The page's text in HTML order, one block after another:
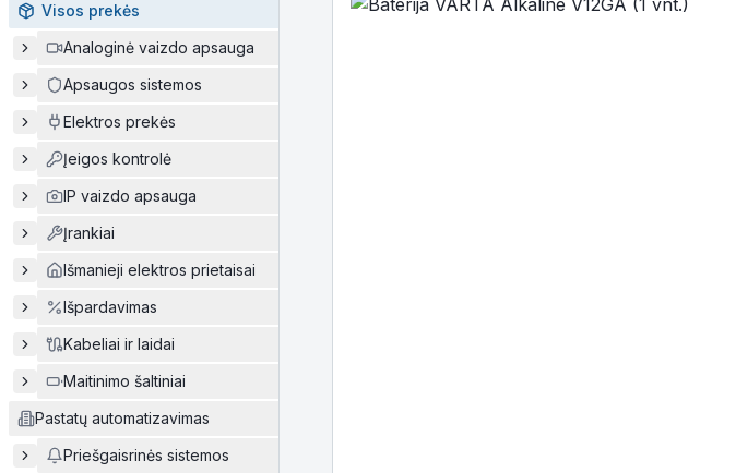
Visos prekės
Analoginė vaizdo apsauga
Apsaugos sistemos
Elektros prekės
Įeigos kontrolė
IP vaizdo apsauga
Įrankiai
Išmanieji elektros prietaisai
Išpardavimas
Kabeliai ir laidai
Maitinimo šaltiniai
Pastatų automatizavimas
Priešgaisrinės sistemos